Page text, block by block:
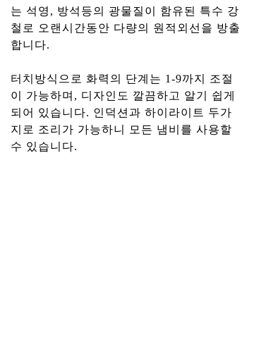
는 석영, 방석등의 광물질이 함유된 특수 강
철로 오랜시간동안 다량의 원적외선을 방출
합니다.
터치방식으로 화력의 단계는 1-9까지 조절
이 가능하며, 디자인도 깔끔하고 알기 쉽게
되어 있습니다. 인덕션과 하이라이트 두가
지로 조리가 가능하니 모든 냄비를 사용할
수 있습니다.